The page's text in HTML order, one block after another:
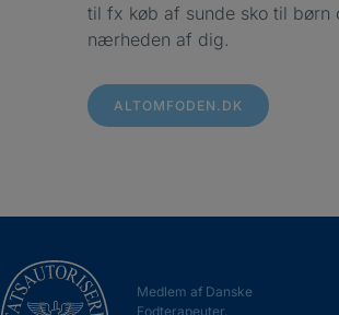
til fx køb af sunde sko til børn
nærheden af dig.
ALTOMFODEN.DK
Medlem af Danske
Fodterapeuter.